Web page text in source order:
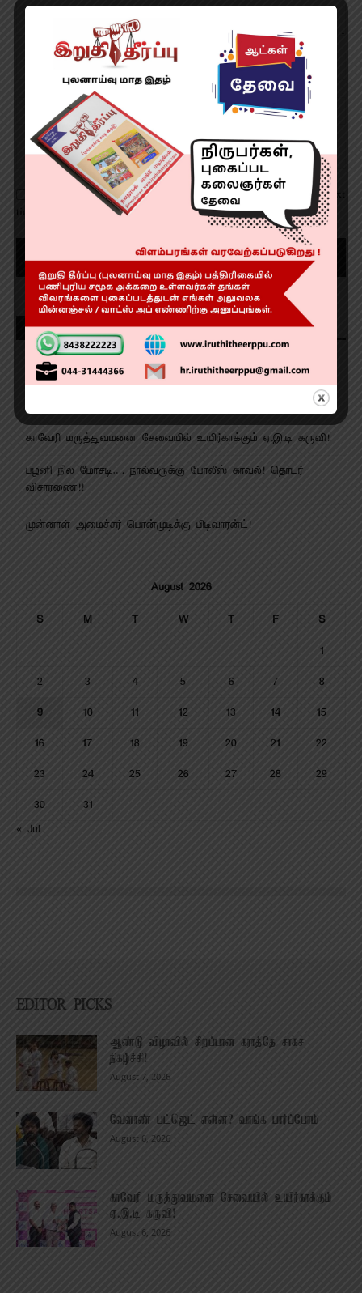
Save my name, email, and website in this browser for the next
Recent Posts
ஆண்டு விழாவில் சிறப்பான கராத்தே சாகச நிகழ்ச்சி!
காவேரி மருத்துவமனை சேவையில் உயிர்காக்கும் ஏ.இ.டி கருவி!
பழனி நில மோசடி…. நால்வருக்கு போலீஸ் காவல்! தொடர்
விசாரணை!!
முன்னாள் அமைச்சர் பொன்முடிக்கு பிடிவாரன்ட்!
August 2026
S M T W T F S
1
2 3 4 5 6 7 8
9 10 11 12 13 14 15
16 17 18 19 20 21 22
23 24 25 26 27 28 29
30
31
« Jul
EDITOR PICKS
ஆண்டு விழாவில் சிறப்பான கராத்தே சாகச
நிகழ்ச்சி!
August 7, 2026
வேளாண் பட்ஜெட் என்ன? வாங்க பார்ப்போம்
August 6, 2026
காவேரி மருத்துவமனை சேவையில் உயிர்காக்கும்
ஏ.இ.டி கருவி!
August 6, 2026